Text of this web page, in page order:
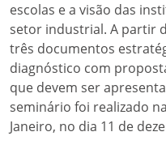
escolas e a visão das
setor industrial. A partir
três documentos
diagnóstico com
que devem ser
seminário foi realizado
Janeiro, no dia 11 de